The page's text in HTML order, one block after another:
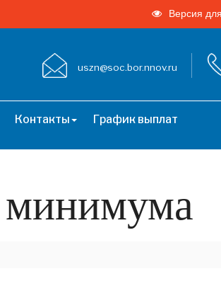
Версия
uszn@soc.bor.nnov.ru
Контакты График выплат
минимума